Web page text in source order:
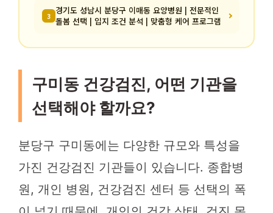
3 경기도 성남시 분당구 이매동 요양병원 | 전문적인
돌봄 선택 | 입지 조건 분석 | 맞춤형 케어 프로그램
구미동 건강검진, 어떤 기관을
선택해야 할까요?
분당구 구미동에는 다양한 규모와 특성을
가진 건강검진 기관들이 있습니다. 종합병
원, 개인 병원, 건강검진 센터 등 선택의 폭